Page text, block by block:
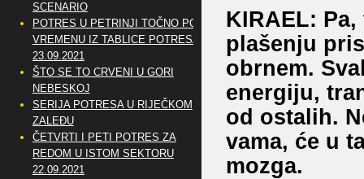
KIRAEL:
plašenju
obrnem.
energiju,
od ostalih.
vama, će u
mozga.
SCENARIO
POTRES U PETRINJI TOČNO PO
VREMENU IZ TABLICE POTRESA
23.09.2021
ŠTO SE TO CRVENI U GORI
NEBESKOJ
SERIJA POTRESA U RIJEČKOM
ZALEĐU
ČETVRTI I PETI POTRES ZA
REDOM U ISTOM SEKTORU
22.09.2021